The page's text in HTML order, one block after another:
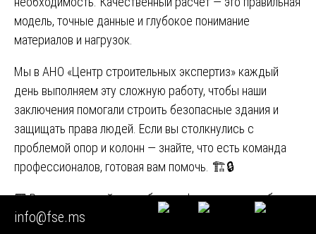
модель, точные данные и глубокое понимание
материалов и нагрузок.
Мы в АНО «Центр строительных экспертиз» каждый
день выполняем эту сложную работу, чтобы наши
заключения помогали строить безопасные здания и
защищать права людей. Если вы столкнулись с
проблемой опор и колонн — знайте, что есть команда
профессионалов, готовая вам помочь. 🏗️🔒
Навигация
🟩 Расчет несущей способности фундаментного болта
🟩 Методологический конструкт судебной
info@fse.ms